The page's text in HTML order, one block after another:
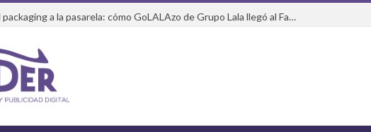
Del packaging a la pasarela: cómo GoLALAzo de Grupo Lala llegó al Fashion Week de México